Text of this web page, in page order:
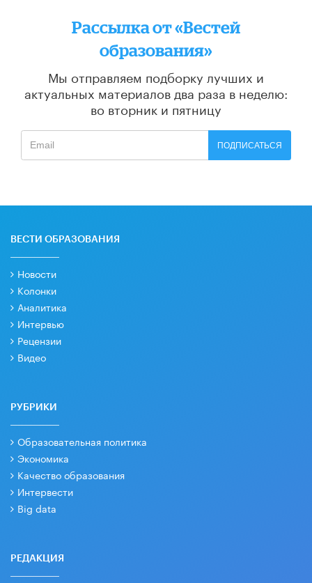
Рассылка от «Вестей
образования»
Мы отправляем подборку лучших и
актуальных материалов два раза в неделю:
во вторник и пятницу
ПОДПИСАТЬСЯ
ВЕСТИ ОБРАЗОВАНИЯ
Новости
Колонки
Аналитика
Интервью
Рецензии
Видео
РУБРИКИ
Образовательная политика
Экономика
Качество образования
Интервести
Big data
РЕДАКЦИЯ